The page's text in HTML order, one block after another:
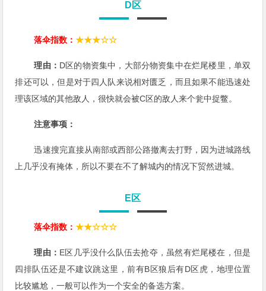
D区
落伞指数：★★★☆☆
理由： D区的物资集中，大部分物资集中在烂尾楼里，单双
排还可以，但是对于四人队来说相对匮乏，而且如果不能迅速处
理该区域的其他敌人，很快就会被C区的敌人来个瓮中捉鳖。
注意事项：
迅速搜完直接从南部或西部公路撤离去打野，因为进城路线
上几乎没有掩体，所以不要在不了解城内的情况下贸然进城。
E区
落伞指数：★★☆☆☆
理由： E区几乎没什么队伍去抢夺，虽然有烂尾楼在，但是
四排队伍还是不建议跳这里，前有B区狼后有D区虎，地理位置
比较尴尬，一般可以作为一个安全的备选方案。